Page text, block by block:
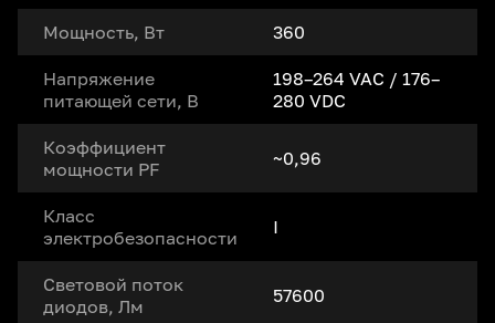
Мощность, Вт 360
Напряжение
питающей сети, В
198–264 VAC / 176–
280 VDC
Коэффициент
мощности PF
~0,96
Класс
электробезопасности
I
Световой поток
диодов, Лм
57600